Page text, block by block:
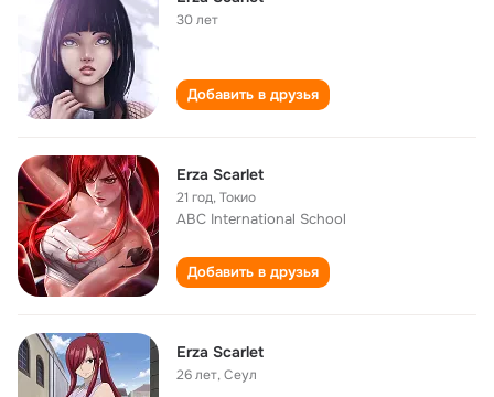
30 лет
Добавить в друзья
Erza Scarlet
21 год,Токио
ABC International School
Добавить в друзья
Erza Scarlet
26 лет,Сеул